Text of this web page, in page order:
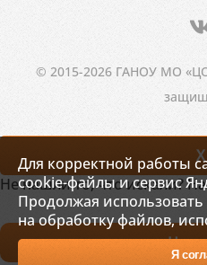
© 2015-2026 ГАНОУ МО
Для корректной работы
cookie-файлы и сервис
Продолжая
на обработку файлов,
Я
X
Не нашли то, что искали?